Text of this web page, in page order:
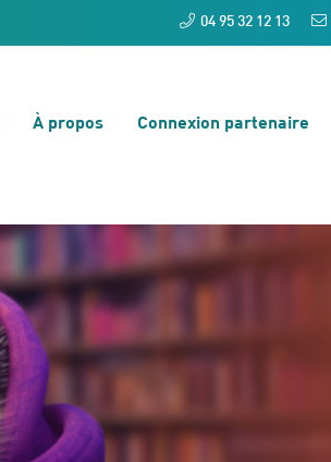
04 95 32 12 13
À propos Connexion partenaire